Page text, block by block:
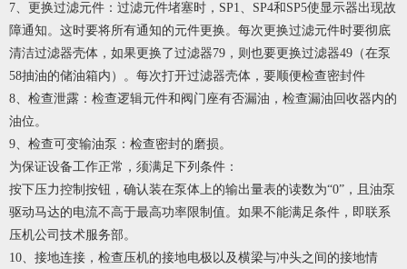
7、更换过滤元件：过滤元件堵塞时，SP1、SP4和SP5使显示器出现故
障通知。这时要将所有通知的元件更换。每次更换过滤元件时要彻底
清洁过滤器壳体，如果更换了过滤器79，则也要更换过滤器49（在泵
58抽油的储油箱内）。每次打开过滤器壳体，要顺便检查密封件
8、检查泄露：检查逻辑元件和阀门座有否漏油，检查漏油回收器内的
油位。
9、检查可变输油泵：检查密封的磨损。
为保证设备工作正常，须满足下列条件：
按下压力控制按钮，确认装在泵体上的输出量表的读数为“0”，且油泵
驱动马达的电流不高于最高功率限制值。如果不能满足条件，即联系
压机公司技术服务部。
10、接地连接，检查压机的接地电极以及横梁与冲头之间的接地情